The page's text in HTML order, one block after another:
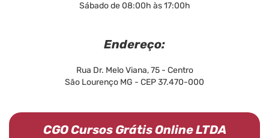
Sábado de 08:00h às 17:00h
Endereço:
Rua Dr. Melo Viana, 75 - Centro
São Lourenço MG - CEP 37.470-000
CGO Cursos Grátis Online LTDA